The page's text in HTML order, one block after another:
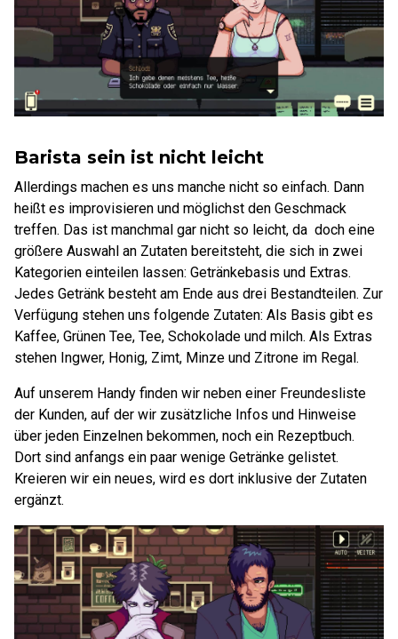
Barista sein ist nicht leicht
Allerdings machen es uns manche nicht so einfach. Dann
heißt es improvisieren und möglichst den Geschmack
treffen. Das ist manchmal gar nicht so leicht, da doch eine
größere Auswahl an Zutaten bereitsteht, die sich in zwei
Kategorien einteilen lassen: Getränkebasis und Extras.
Jedes Getränk besteht am Ende aus drei Bestandteilen. Zur
Verfügung stehen uns folgende Zutaten: Als Basis gibt es
Kaffee, Grünen Tee, Tee, Schokolade und milch. Als Extras
stehen Ingwer, Honig, Zimt, Minze und Zitrone im Regal.
Auf unserem Handy finden wir neben einer Freundesliste
der Kunden, auf der wir zusätzliche Infos und Hinweise
über jeden Einzelnen bekommen, noch ein Rezeptbuch.
Dort sind anfangs ein paar wenige Getränke gelistet.
Kreieren wir ein neues, wird es dort inklusive der Zutaten
ergänzt.